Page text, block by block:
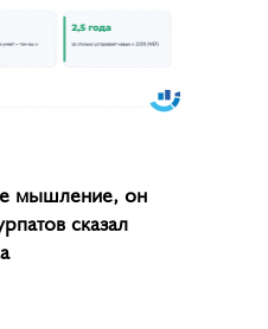
мышление, он
сказал